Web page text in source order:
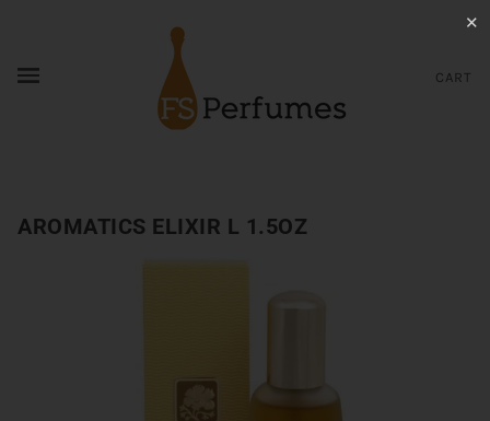
CART
AROMATICS ELIXIR L 1.5OZ
✕